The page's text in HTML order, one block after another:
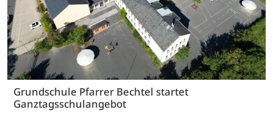
Grundschule Pfarrer Bechtel startet
Ganztagsschulangebot